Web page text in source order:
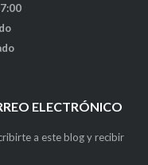
ELECTRÓNICO
a este blog y recibir